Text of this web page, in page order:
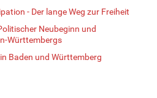
- Der lange Weg zur Freiheit
Neubeginn und
Württembergs
Baden und Württemberg